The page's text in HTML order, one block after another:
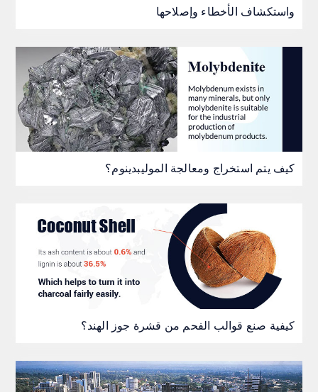
واستكشاف الأخطاء وإصلاحها
كيف يتم استخراج ومعالجة الموليبدينوم؟
كيفية صنع قوالب الفحم من قشرة جوز الهند؟